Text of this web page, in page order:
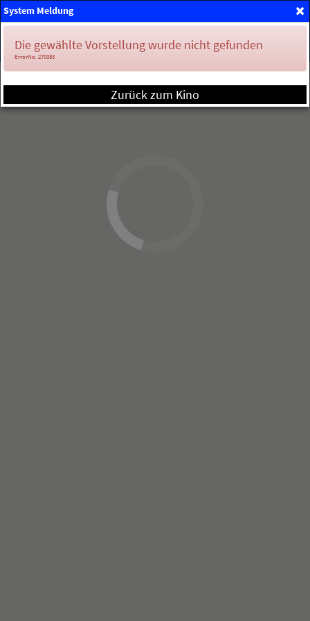
Mein Konto
×
System Meldung
Die gewählte Vorstellung wurde nicht gefunden
ErrorNo. 270083
Zurück zum Kino